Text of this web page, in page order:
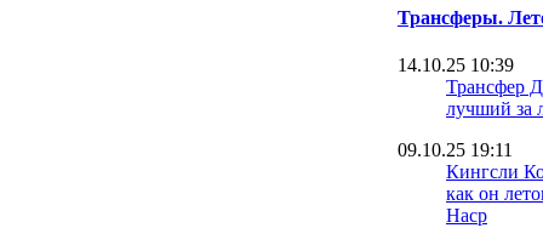
Трансферы.
14.10.25 10:39
Трансфер
лучший за
09.10.25 19:11
Кингсли
как он
Наср